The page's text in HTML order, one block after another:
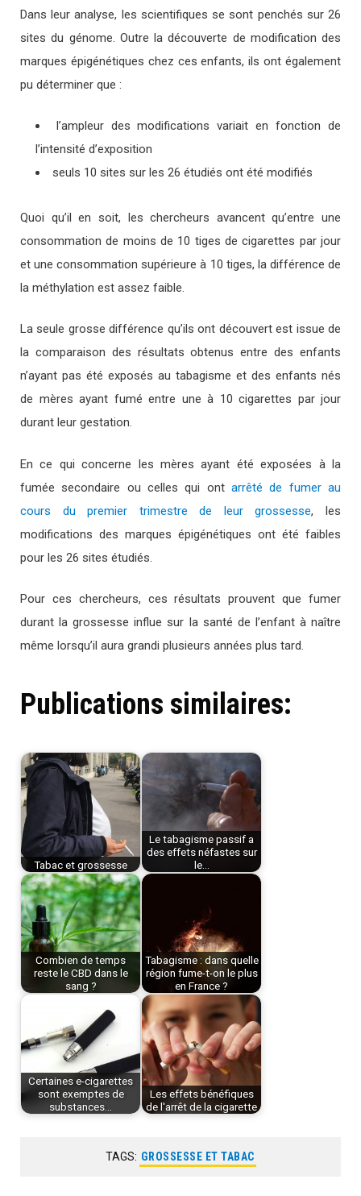
Dans leur analyse, les scientifiques se sont penchés sur 26
sites du génome. Outre la découverte de modification des
marques épigénétiques chez ces enfants, ils ont également
pu déterminer que :
l’ampleur des modifications variait en fonction de
l’intensité d’exposition
seuls 10 sites sur les 26 étudiés ont été modifiés
Quoi qu’il en soit, les chercheurs avancent qu’entre une
consommation de moins de 10 tiges de cigarettes par jour
et une consommation supérieure à 10 tiges, la différence de
la méthylation est assez faible.
La seule grosse différence qu’ils ont découvert est issue de
la comparaison des résultats obtenus entre des enfants
n’ayant pas été exposés au tabagisme et des enfants nés
de mères ayant fumé entre une à 10 cigarettes par jour
durant leur gestation.
En ce qui concerne les mères ayant été exposées à la
fumée secondaire ou celles qui ont arrêté de fumer au
cours du premier trimestre de leur grossesse, les
modifications des marques épigénétiques ont été faibles
pour les 26 sites étudiés.
Pour ces chercheurs, ces résultats prouvent que fumer
durant la grossesse influe sur la santé de l’enfant à naître
même lorsqu’il aura grandi plusieurs années plus tard.
Publications similaires:
Tabac et grossesse
Le tabagisme passif a
des effets néfastes sur
le…
Combien de temps
reste le CBD dans le
sang ?
Tabagisme : dans quelle
région fume-t-on le plus
en France ?
Certaines e-cigarettes
sont exemptes de
substances…
Les effets bénéfiques
de l'arrêt de la cigarette
TAGS: GROSSESSE ET TABAC